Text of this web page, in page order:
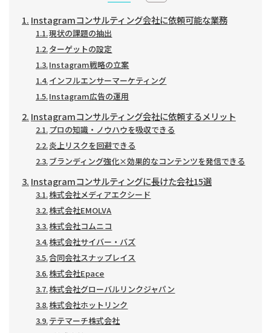
Instagramコンサルティング会社に依頼可能な業務
現状の課題の抽出
ターゲットの設定
Instagram戦略の立案
インフルエンサーマーケティング
Instagram広告の運用
Instagramコンサルティング会社に依頼するメリット
プロの知識・ノウハウを吸収できる
炎上リスクを回避できる
ブランディング強化×効果的なコンテンツを発信できる
Instagramコンサルティングに長けた会社15選
株式会社メディアエクシード
株式会社EMOLVA
株式会社コムニコ
株式会社サイバー・バズ
合同会社スナップレイス
株式会社Epace
株式会社グローバルリンクジャパン
株式会社ホットリンク
テテマーチ株式会社